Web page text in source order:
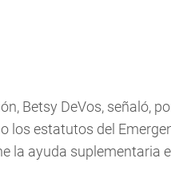
Betsy DeVos, señaló,
los estatutos del
la ayuda suplementaria